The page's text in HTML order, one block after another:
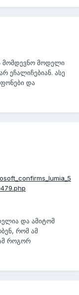
მომდევნო მოდელი
ეჩალიჩებიან. ასე
და
და ამიტომ
რომ ამ
როგორ